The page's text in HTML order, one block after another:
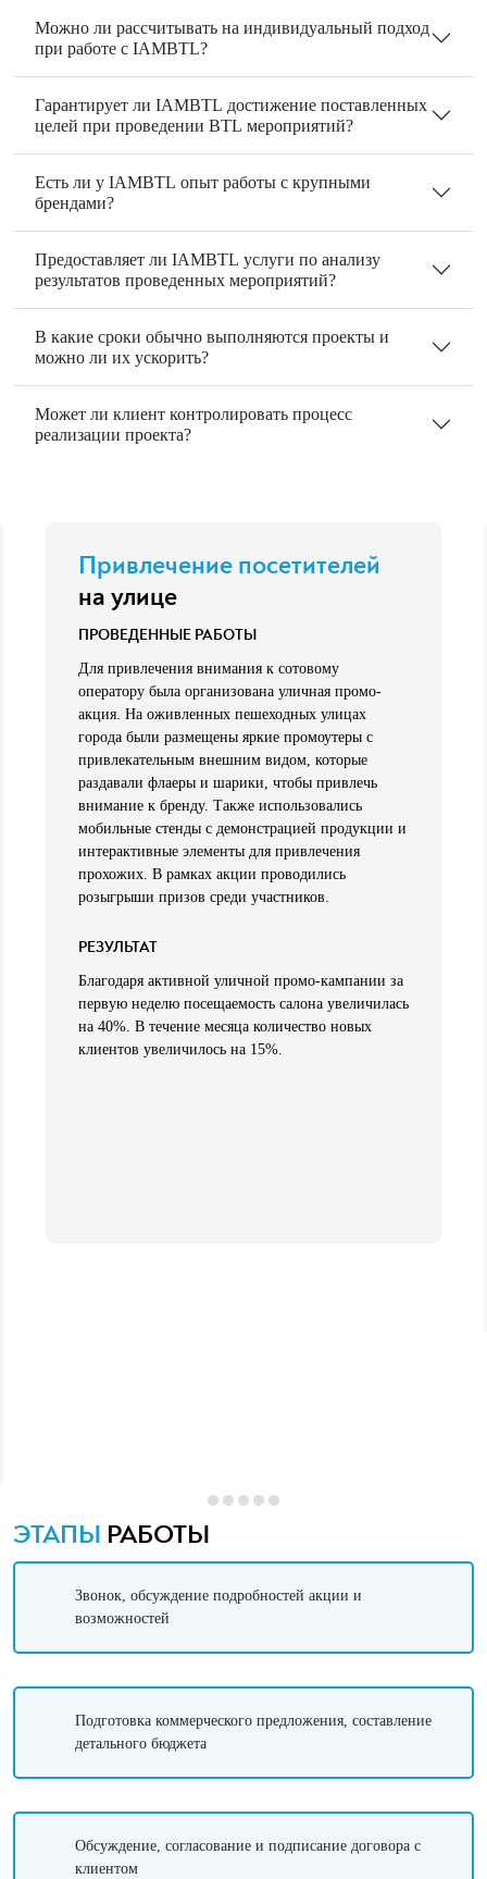
Можно ли рассчитывать на индивидуальный подход
при работе с IAMBTL?
Гарантирует ли IAMBTL достижение поставленных
целей при проведении BTL мероприятий?
Есть ли у IAMBTL опыт работы с крупными
брендами?
Предоставляет ли IAMBTL услуги по анализу
результатов проведенных мероприятий?
В какие сроки обычно выполняются проекты и
можно ли их ускорить?
Может ли клиент контролировать процесс
реализации проекта?
Привлечение посетителей
на улице
ПРОВЕДЕННЫЕ РАБОТЫ
Для привлечения внимания к сотовому
оператору была организована уличная промо-
акция. На оживленных пешеходных улицах
города были размещены яркие промоутеры с
привлекательным внешним видом, которые
раздавали флаеры и шарики, чтобы привлечь
внимание к бренду. Также использовались
мобильные стенды с демонстрацией продукции и
интерактивные элементы для привлечения
прохожих. В рамках акции проводились
розыгрыши призов среди участников.
РЕЗУЛЬТАТ
Благодаря активной уличной промо-кампании за
первую неделю посещаемость салона увеличилась
на 40%. В течение месяца количество новых
клиентов увеличилось на 15%.
ЭТАПЫ РАБОТЫ
Звонок, обсуждение подробностей акции и
возможностей
Подготовка коммерческого предложения, составление
детального бюджета
Обсуждение, согласование и подписание договора с
клиентом